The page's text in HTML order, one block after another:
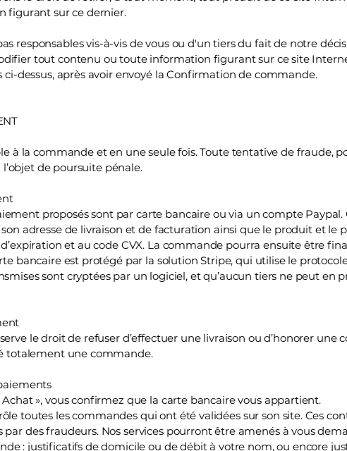
figurant sur ce dernier.
responsables vis-à-vis de vous ou d'un tiers du fait de notre
tout contenu ou toute information figurant sur ce site
ci-dessus, après avoir envoyé la Confirmation de commande.
à la commande et en une seule fois. Toute tentative de fraude,
l’objet de poursuite pénale.
proposés sont par carte bancaire ou via un compte
son adresse de livraison et de facturation ainsi que le produit et
et au code CVX. La commande pourra ensuite être
bancaire est protégé par la solution Stripe, qui utilise le
sont cryptées par un logiciel, et qu’aucun tiers ne peut en
le droit de refuser d’effectuer une livraison ou d’honorer
totalement une commande.
», vous confirmez que la carte bancaire vous appartient.
toutes les commandes qui ont été validées sur son site. Ces
par des fraudeurs. Nos services pourront être amenés à vous
: justificatifs de domicile ou de débit à votre nom, ou encore